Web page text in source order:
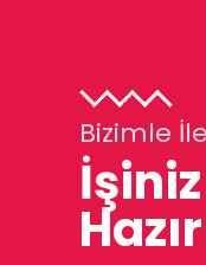
Bizimle